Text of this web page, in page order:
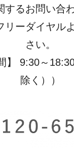
するお問い合
リーダイヤル
さい。
】 9:30～
除く））